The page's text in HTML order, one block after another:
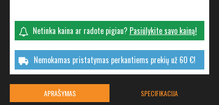
Netinka kaina ar radote pigiau? Pasiūlykite savo kainą!
Nemokamas pristatymas perkantiems prekių už 60 €!
APRAŠYMAS
SPECIFIKACIJA